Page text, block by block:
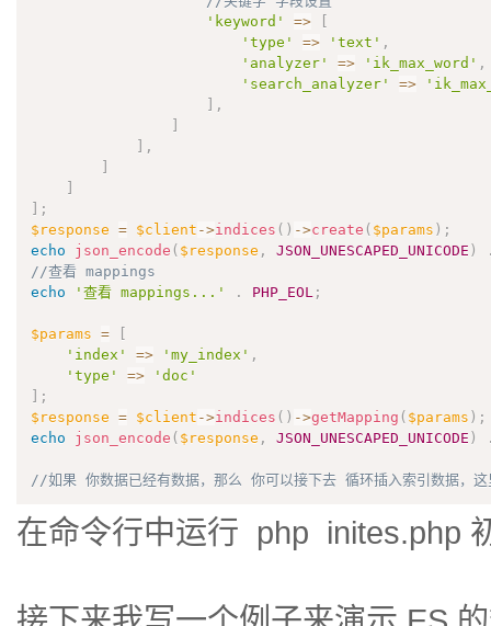
'keyword'
=>
[
'type'
=> 'text' ,
'analyzer'
=> 'ik_max_word' ,
'search_analyzer'
=>
] ,
]
] ,
]
]
] ;
$response = $client ->indices ( ) ->create ( $params ) ;
echo
json_encode ( $response , JSON_UNESCAPED_UNICODE )
//查看 mappings
echo
'查看 mappings...' . PHP_EOL ;
$params =
[
'index'
=> 'my_index' ,
'type'
=>
'doc'
] ;
$response = $client ->indices ( ) ->getMapping ( $params ) ;
echo
json_encode ( $response , JSON_UNESCAPED_UNICODE )
//如果 你数据已经有数据，那么 你可以接下去 循环插入索引数据，
在命令行中运行 php inites.php